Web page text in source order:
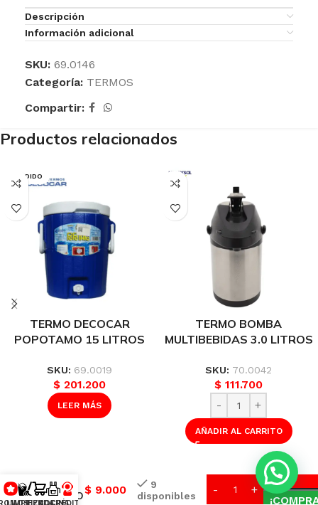
Descripción
Información adicional
SKU: 69.0146
Categoría: TERMOS
Compartir:
Productos relacionados
VENDIDO
TERMO DECOCAR
POPOTAMO 15 LITROS
SKU: 69.0019
$ 201.200
LEER MÁS
TERMO BOMBA
MULTIBEBIDAS 3.0 LITROS
SKU: 70.0042
$ 111.700
AÑADIR AL CARRITO
1.25
LITRSO$ 9.000
9
disponibles